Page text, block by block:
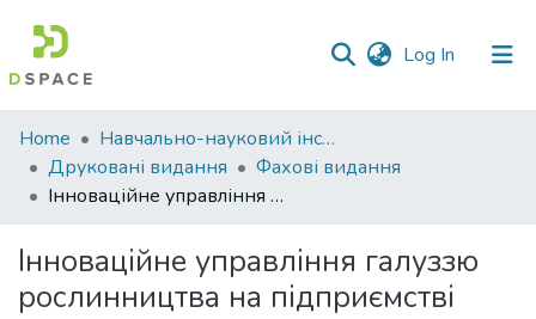
Log In (current)
Communities
&
Collections
Statistics
Home
Навчально-науковий інститут економіки, управління, права та інформаційних технологій
Друковані видання
Фахові видання
Інноваційне управління галуззю рослинництва на підприємстві
Інноваційне управління галуззю
рослинництва на підприємстві